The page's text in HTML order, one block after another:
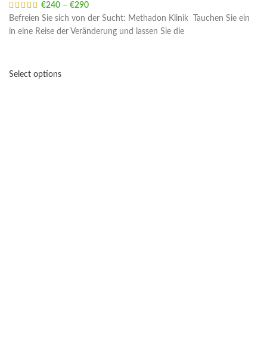
€240 – €290
Befreien Sie sich von der Sucht: Methadon Klinik Tauchen Sie ein
in eine Reise der Veränderung und lassen Sie die
Select options